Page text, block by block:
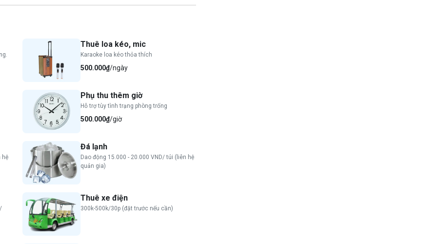
khuyết tật: 105.000 VND/ người
NL 200.000 VND, giảm còn 100.000 VND/ lượt. TE
hồng ngoại
hồ
Thuê loa kéo, mic
Karaoke loa kéo thỏa thích
500.000₫/ngày
Phụ thu thêm giờ
Hỗ trợ tùy tình trạng phòng trống
500.000₫/giờ
hệ
Đá lạnh
Dao động 15.000 - 20.000 VND/ túi (liên hệ
quản gia)
Thuê xe điện
300k-500k/30p (đặt trước nếu cần)